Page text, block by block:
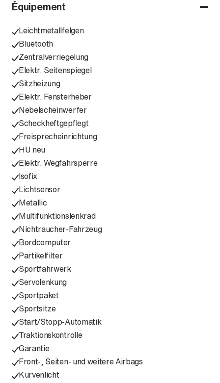
Équipement
Leichtmetallfelgen
Bluetooth
Zentralverriegelung
Elektr. Seitenspiegel
Sitzheizung
Elektr. Fensterheber
Nebelscheinwerfer
Scheckheftgepflegt
Freisprecheinrichtung
HU neu
Elektr. Wegfahrsperre
Isofix
Lichtsensor
Metallic
Multifunktionslenkrad
Nichtraucher-Fahrzeug
Bordcomputer
Partikelfilter
Sportfahrwerk
Servolenkung
Sportpaket
Sportsitze
Start/Stopp-Automatik
Traktionskontrolle
Garantie
Front-, Seiten- und weitere Airbags
Kurvenlicht